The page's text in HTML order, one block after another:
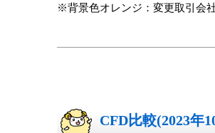
※背景色オレンジ：変更取引会
CFD比較(2023年